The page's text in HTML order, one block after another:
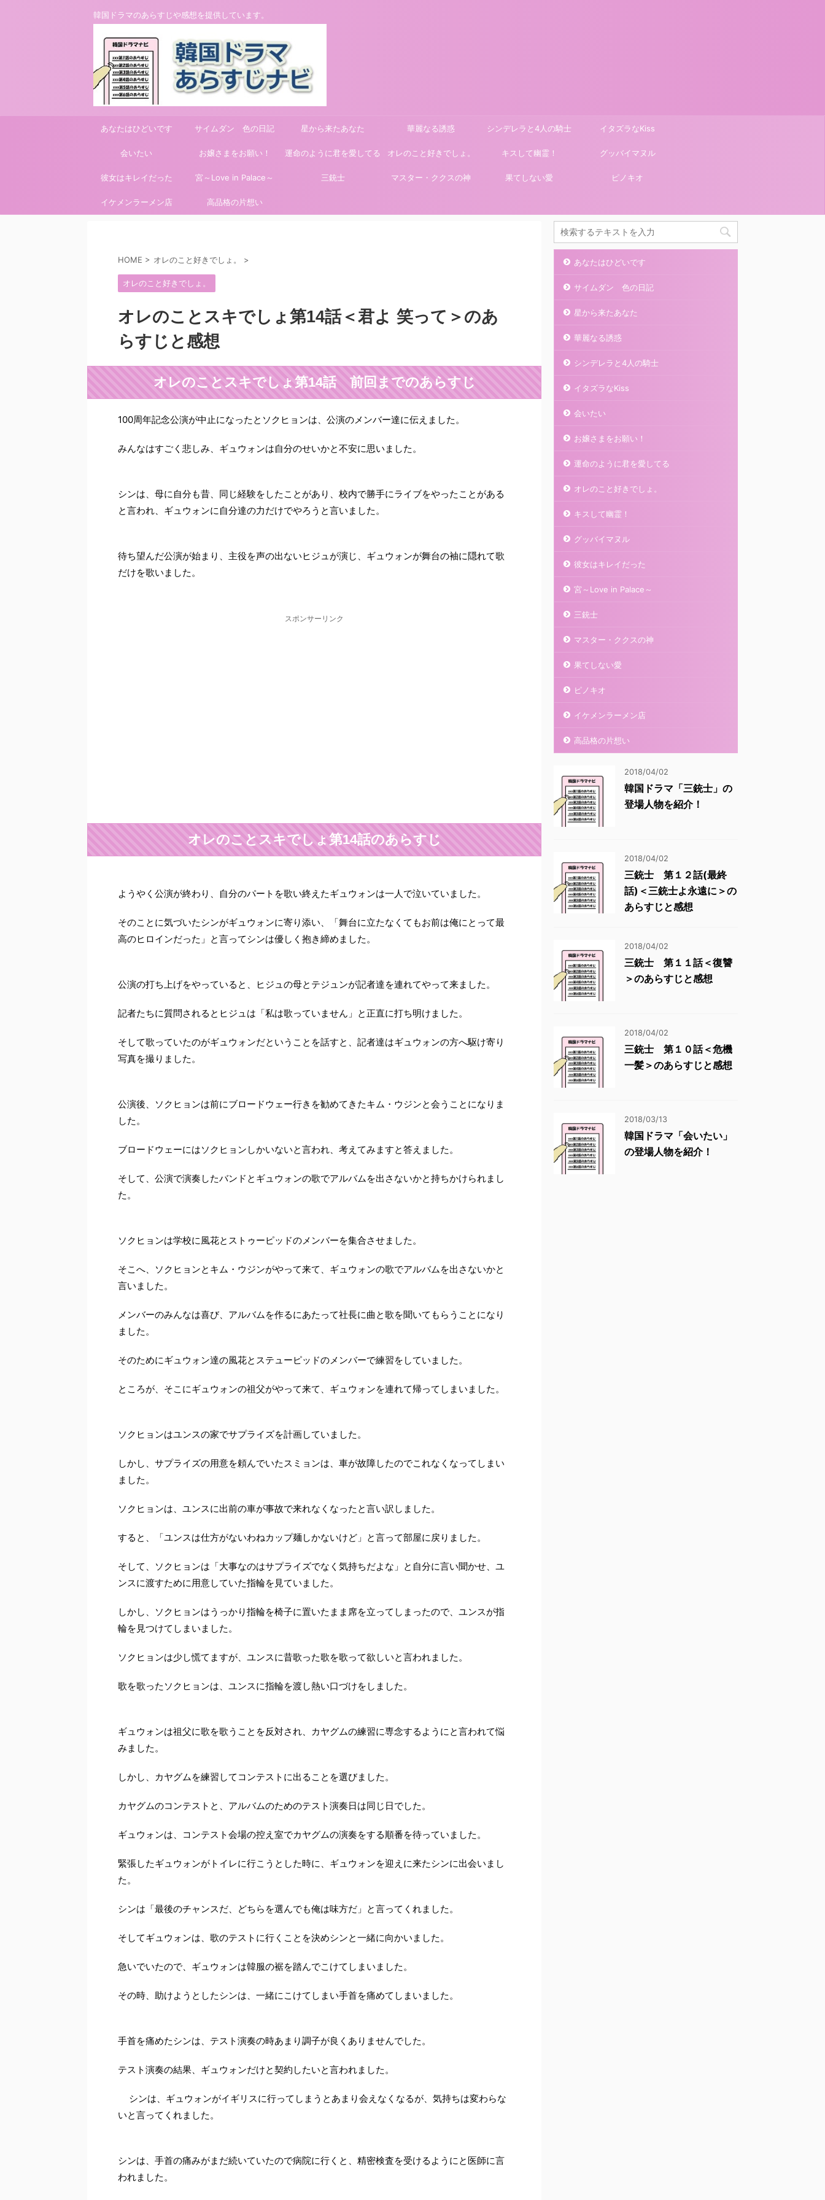
韓国ドラマのあらすじや感想を提供しています。
あなたはひどいです サイムダン 色の日記 星から来たあなた 華麗なる誘惑 シンデレラと4人の騎士 イタズラなKiss
会いたい お嬢さまをお願い！ 運命のように君を愛してる オレのこと好きでしょ。 キスして幽霊！ グッバイマヌル
彼女はキレイだった 宮～Love in Palace～ 三銃士 マスター・ククスの神 果てしない愛 ピノキオ
イケメンラーメン店 高品格の片想い
HOME > オレのこと好きでしょ。 >
オレのこと好きでしょ。
オレのことスキでしょ第14話＜君よ 笑って＞のあ
らすじと感想
オレのことスキでしょ第14話 前回までのあらすじ
100周年記念公演が中止になったとソクヒョンは、公演のメンバー達に伝えました。
みんなはすごく悲しみ、ギュウォンは自分のせいかと不安に思いました。
シンは、母に自分も昔、同じ経験をしたことがあり、校内で勝手にライブをやったことがある
と言われ、ギュウォンに自分達の力だけでやろうと言いました。
待ち望んだ公演が始まり、主役を声の出ないヒジュが演じ、ギュウォンが舞台の袖に隠れて歌
だけを歌いました。
スポンサーリンク
オレのことスキでしょ第14話のあらすじ
ようやく公演が終わり、自分のパートを歌い終えたギュウォンは一人で泣いていました。
そのことに気づいたシンがギュウォンに寄り添い、「舞台に立たなくてもお前は俺にとって最
高のヒロインだった」と言ってシンは優しく抱き締めました。
公演の打ち上げをやっていると、ヒジュの母とテジュンが記者達を連れてやって来ました。
記者たちに質問されるとヒジュは「私は歌っていません」と正直に打ち明けました。
そして歌っていたのがギュウォンだということを話すと、記者達はギュウォンの方へ駆け寄り
写真を撮りました。
公演後、ソクヒョンは前にブロードウェー行きを勧めてきたキム・ウジンと会うことになりま
した。
ブロードウェーにはソクヒョンしかいないと言われ、考えてみますと答えました。
そして、公演で演奏したバンドとギュウォンの歌でアルバムを出さないかと持ちかけられまし
た。
ソクヒョンは学校に風花とストゥーピッドのメンバーを集合させました。
そこへ、ソクヒョンとキム・ウジンがやって来て、ギュウォンの歌でアルバムを出さないかと
言いました。
メンバーのみんなは喜び、アルバムを作るにあたって社長に曲と歌を聞いてもらうことになり
ました。
そのためにギュウォン達の風花とステューピッドのメンバーで練習をしていました。
ところが、そこにギュウォンの祖父がやって来て、ギュウォンを連れて帰ってしまいました。
ソクヒョンはユンスの家でサプライズを計画していました。
しかし、サプライズの用意を頼んでいたスミョンは、車が故障したのでこれなくなってしまい
ました。
ソクヒョンは、ユンスに出前の車が事故で来れなくなったと言い訳しました。
すると、「ユンスは仕方がないわねカップ麺しかないけど」と言って部屋に戻りました。
そして、ソクヒョンは「大事なのはサプライズでなく気持ちだよな」と自分に言い聞かせ、ユ
ンスに渡すために用意していた指輪を見ていました。
しかし、ソクヒョンはうっかり指輪を椅子に置いたまま席を立ってしまったので、ユンスが指
輪を見つけてしまいました。
ソクヒョンは少し慌てますが、ユンスに昔歌った歌を歌って欲しいと言われました。
歌を歌ったソクヒョンは、ユンスに指輪を渡し熱い口づけをしました。
ギュウォンは祖父に歌を歌うことを反対され、カヤグムの練習に専念するようにと言われて悩
みました。
しかし、カヤグムを練習してコンテストに出ることを選びました。
カヤグムのコンテストと、アルバムのためのテスト演奏日は同じ日でした。
ギュウォンは、コンテスト会場の控え室でカヤグムの演奏をする順番を待っていました。
緊張したギュウォンがトイレに行こうとした時に、ギュウォンを迎えに来たシンに出会いまし
た。
シンは「最後のチャンスだ、どちらを選んでも俺は味方だ」と言ってくれました。
そしてギュウォンは、歌のテストに行くことを決めシンと一緒に向かいました。
急いでいたので、ギュウォンは韓服の裾を踏んでこけてしまいました。
その時、助けようとしたシンは、一緒にこけてしまい手首を痛めてしまいました。
手首を痛めたシンは、テスト演奏の時あまり調子が良くありませんでした。
テスト演奏の結果、ギュウォンだけと契約したいと言われました。
シンは、ギュウォンがイギリスに行ってしまうとあまり会えなくなるが、気持ちは変わらな
いと言ってくれました。
シンは、手首の痛みがまだ続いていたので病院に行くと、精密検査を受けるようにと医師に言
われました。
あなたはひどいです
サイムダン 色の日記
星から来たあなた
華麗なる誘惑
シンデレラと4人の騎士
イタズラなKiss
会いたい
お嬢さまをお願い！
運命のように君を愛してる
オレのこと好きでしょ。
キスして幽霊！
グッバイマヌル
彼女はキレイだった
宮～Love in Palace～
三銃士
マスター・ククスの神
果てしない愛
ピノキオ
イケメンラーメン店
高品格の片想い
2018/04/02
韓国ドラマ「三銃士」の
登場人物を紹介！
2018/04/02
三銃士 第１２話(最終
話)＜三銃士よ永遠に＞の
あらすじと感想
2018/04/02
三銃士 第１１話＜復讐
＞のあらすじと感想
2018/04/02
三銃士 第１０話＜危機
一髪＞のあらすじと感想
2018/03/13
韓国ドラマ「会いたい」
の登場人物を紹介！